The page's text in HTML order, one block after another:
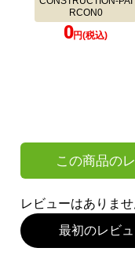
RCON0
0円(税込)
この商品の
レビューはありませ
最初のレビ